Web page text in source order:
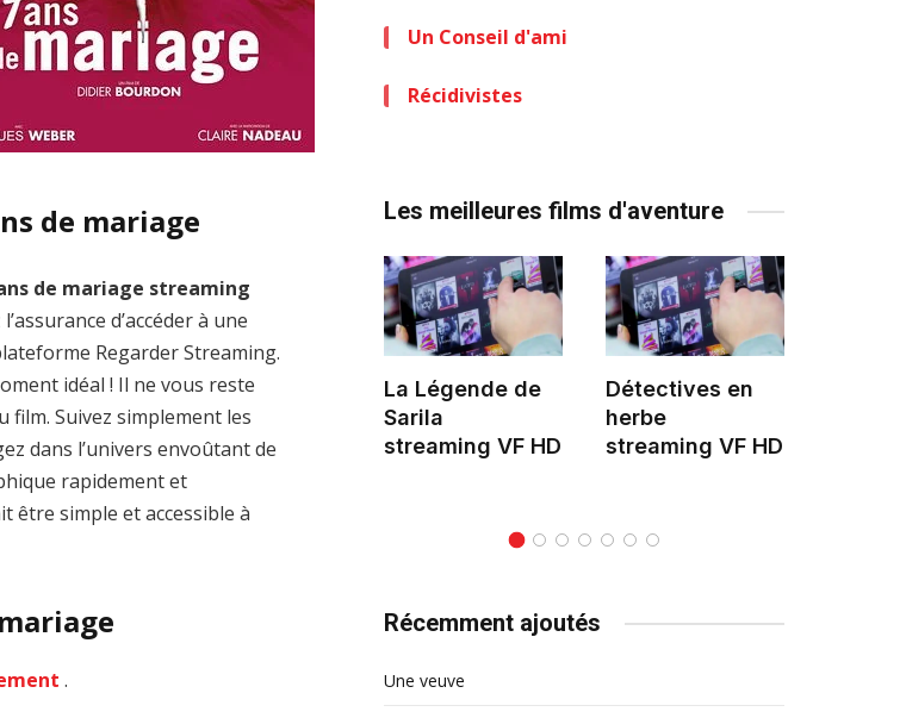
de mariage
de mariage streaming
d’accéder à une
Regarder Streaming.
idéal ! Il ne vous reste
film. Suivez simplement les
dans l’univers envoûtant de
rapidement et
être simple et accessible à
.
Un Conseil d'ami
Récidivistes
Les meilleures films d'aventure
Girl of
Century
VF HD
La Légende des
1000 dragons
streaming VF HD
La Légende de
Sarila
streaming VF HD
Détectives en
herbe
streaming VF HD
Récemment ajoutés
Une veuve